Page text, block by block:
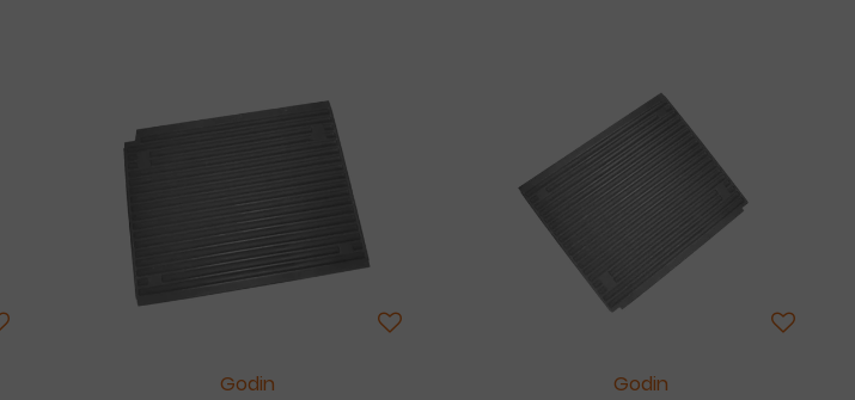
Godin
Godin